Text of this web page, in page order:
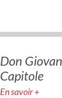
Don
Capitole
En savoir +